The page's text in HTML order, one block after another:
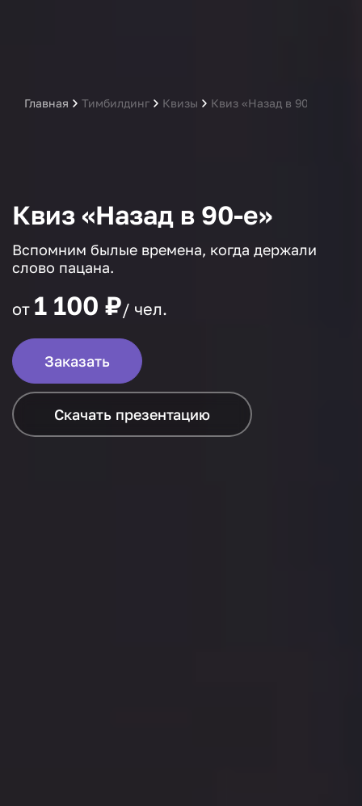
Главная Тимбилдинг Квизы Квиз «Назад в 90-е»
Квиз «Назад в 90-е»
Вспомним былые времена, когда держали
слово пацана.
от 1 100 ₽/ чел.
Заказать
Скачать презентацию